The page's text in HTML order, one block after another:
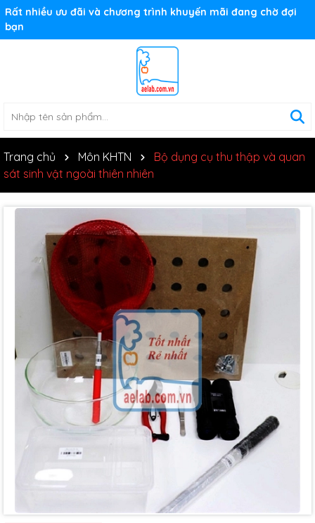
Rất nhiều ưu đãi và chương trình khuyến mãi đang chờ đợi
bạn
Trang chủ Môn KHTN
Bộ dụng cụ thu thập và quan
sát sinh vật ngoài thiên nhiên